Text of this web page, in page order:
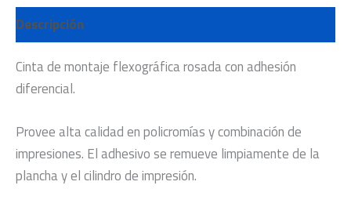
Descripción
Cinta de montaje flexográfica rosada con adhesión
diferencial.
Provee alta calidad en policromías y combinación de
impresiones. El adhesivo se remueve limpiamente de la
plancha y el cilindro de impresión.